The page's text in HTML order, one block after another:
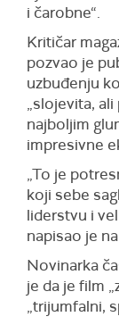
i čarobne“.
Kritičar
pozvao je
uzbuđenju
„slojevita,
najboljim
impresivne
„To je
koji sebe
liderstvu i
napisao je
Novinarka
je da je film
„trijumfalni,